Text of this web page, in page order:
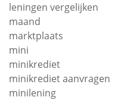
leningen vergelijken
maand
marktplaats
mini
minikrediet
minikrediet aanvragen
minilening